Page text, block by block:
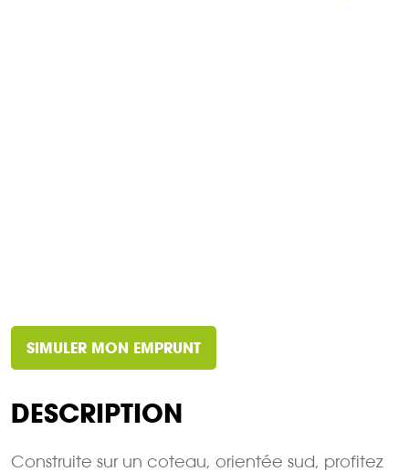
SIMULER MON EMPRUNT
DESCRIPTION
Construite sur un coteau, orientée sud, profitez